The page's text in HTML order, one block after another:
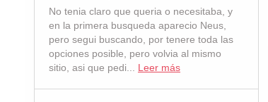
No tenia claro que queria o necesitaba, y
en la primera busqueda aparecio Neus,
pero segui buscando, por tenere toda las
opciones posible, pero volvia al mismo
sitio, asi que pedi... Leer más